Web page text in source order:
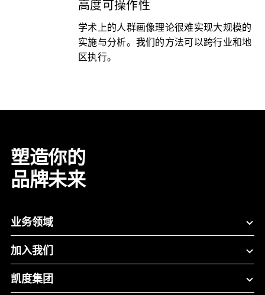
高度可操作性
学术上的人群画像理论很难实现大规模的
实施与分析。我们的方法可以跨行业和地
区执行。
塑造你的
品牌未来
业务领域
加入我们
凯度集团